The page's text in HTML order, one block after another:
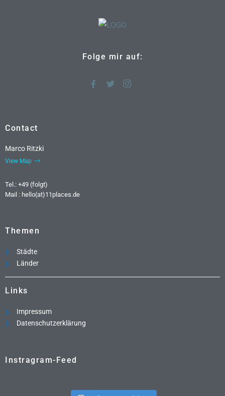
Folge mir auf:
Contact
Marco Ritzki
View Map
Tel.: +49 (folgt)
Mail : hello(at)11places.de
Themen
Städte
Länder
Links
Impressum
Datenschutzerklärung
Instragram-Feed